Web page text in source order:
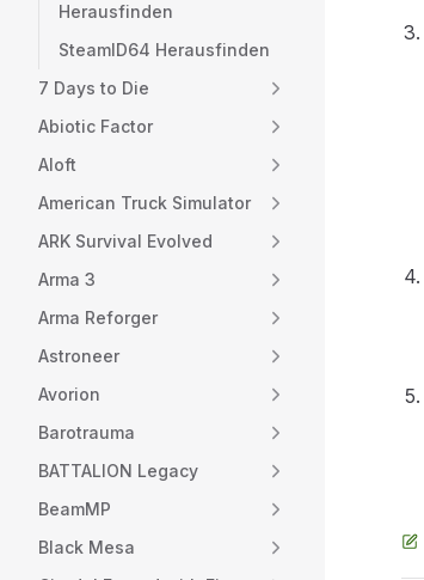
Herausfinden
SteamID64 Herausfinden
7 Days to Die
Abiotic Factor
Aloft
American Truck Simulator
ARK Survival Evolved
Arma 3
Arma Reforger
Astroneer
Avorion
Barotrauma
BATTALION Legacy
BeamMP
Black Mesa